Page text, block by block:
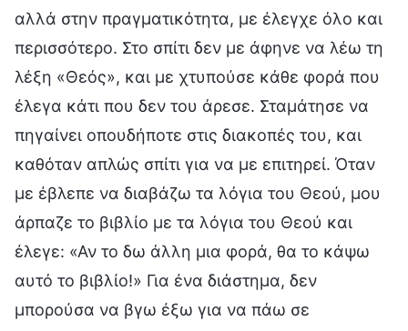
αλλά στην πραγματικότητα, με έλεγχε όλο και
περισσότερο. Στο σπίτι δεν με άφηνε να λέω τη
λέξη «Θεός», και με χτυπούσε κάθε φορά που
έλεγα κάτι που δεν του άρεσε. Σταμάτησε να
πηγαίνει οπουδήποτε στις διακοπές του, και
καθόταν απλώς σπίτι για να με επιτηρεί. Όταν
με έβλεπε να διαβάζω τα λόγια του Θεού, μου
άρπαζε το βιβλίο με τα λόγια του Θεού και
έλεγε: «Αν το δω άλλη μια φορά, θα το κάψω
αυτό το βιβλίο!» Για ένα διάστημα, δεν
μπορούσα να βγω έξω για να πάω σε